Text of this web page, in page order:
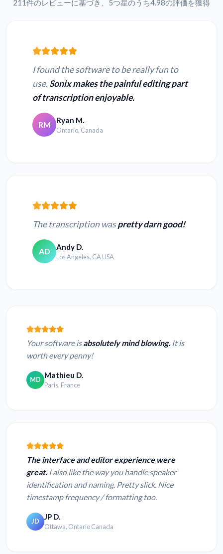
211件のレビューに基づき、5つ星のうち4.98の評価を獲得
I found the software to be really fun to
use. Sonix makes the painful editing part
of transcription enjoyable.
RM Ryan M.
Ontario, Canada
The transcription waspretty darn good!
AD Andy D.
Los Angeles, CA USA
Your software isabsolutely mind blowing. It is
worth every penny!
MD Mathieu D.
Paris, France
The interface and editor experience were
great. I also like the way you handle speaker
identification and naming. Pretty slick. Nice
timestamp frequency / formatting too.
JD JP D.
Ottawa, Ontario Canada